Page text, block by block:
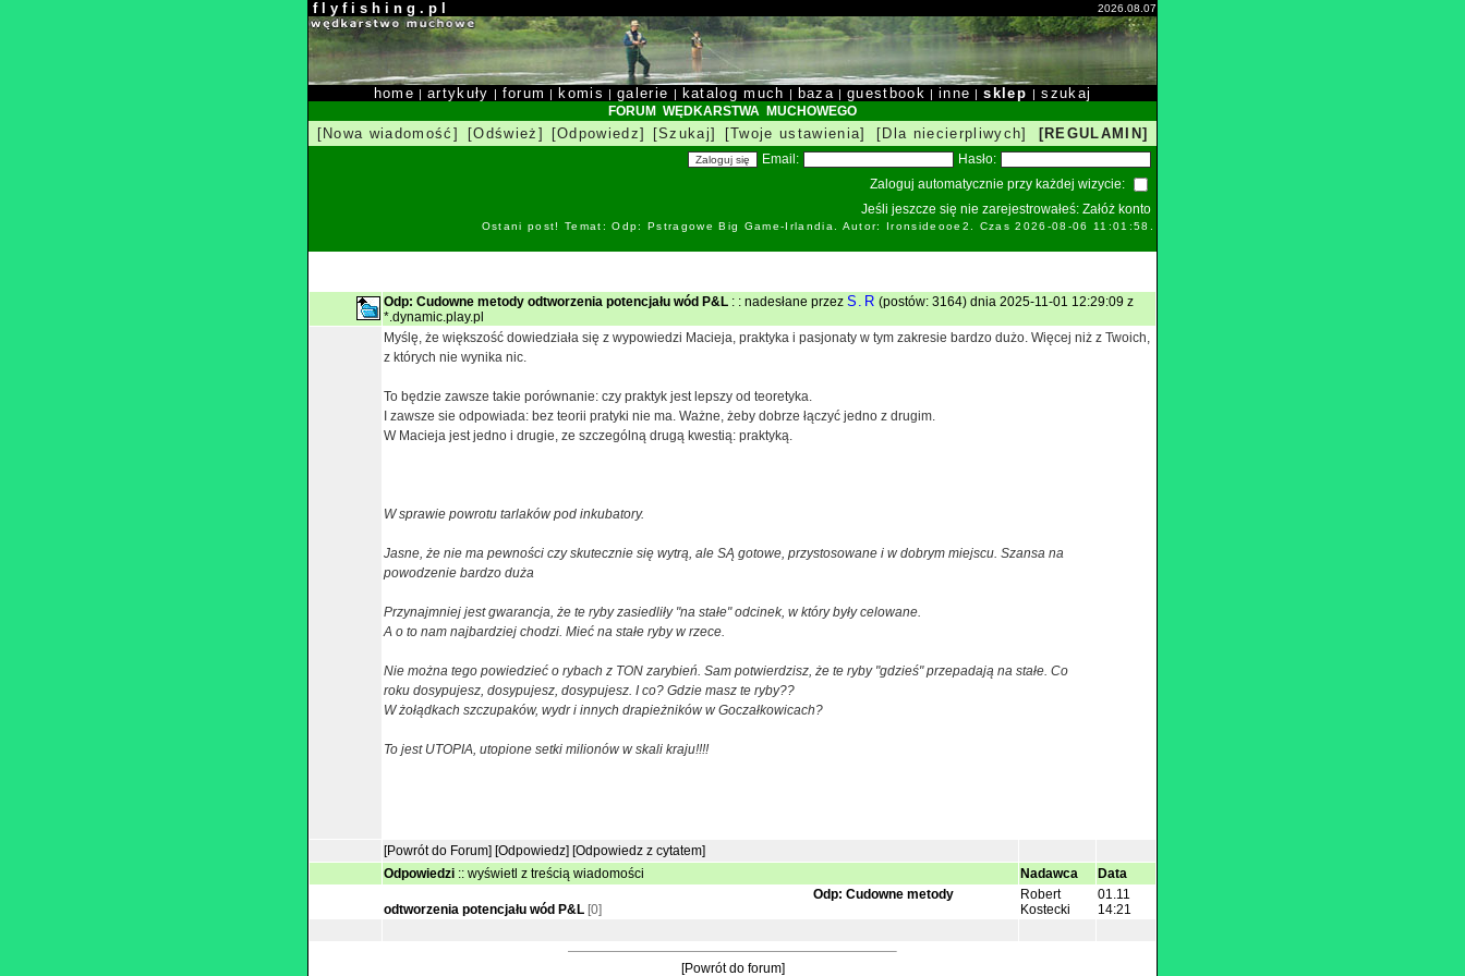
f l y f i s h i n g . p l 2026.08.07
home |artykuły | forum | komis |galerie | katalog much | baza | guestbook | inne |sklep |szukaj
FORUM WĘDKARSTWA MUCHOWEGO
[Nowa wiadomość] [Odśwież] [Odpowiedz] [Szukaj] [Twoje ustawienia] [Dla niecierpliwych] [REGULAMIN]
Email:
Hasło:
Zaloguj automatycznie przy każdej wizycie:
Jeśli jeszcze się nie zarejestrowałeś: Załóż konto
Ostani post! Temat: Odp: Pstragowe Big Game-Irlandia. Autor: Ironsideоoe2. Czas 2026-08-06 11:01:58.
Odp: Cudowne metody odtworzenia potencjału wód P&L : : nadesłane przez S.R (postów: 3164) dnia 2025-11-01 12:29:09 z
*.dynamic.play.pl
Myślę, że większość dowiedziała się z wypowiedzi Macieja, praktyka i pasjonaty w tym zakresie bardzo dużo. Więcej niż z Twoich,
z których nie wynika nic.
To będzie zawsze takie porównanie: czy praktyk jest lepszy od teoretyka.
I zawsze sie odpowiada: bez teorii pratyki nie ma. Ważne, żeby dobrze łączyć jedno z drugim.
W Macieja jest jedno i drugie, ze szczególną drugą kwestią: praktyką.
W sprawie powrotu tarlaków pod inkubatory.
Jasne, że nie ma pewności czy skutecznie się wytrą, ale SĄ gotowe, przystosowane i w dobrym miejscu. Szansa na
powodzenie bardzo duża
Przynajmniej jest gwarancja, że te ryby zasiedliły "na stałe" odcinek, w który były celowane.
A o to nam najbardziej chodzi. Mieć na stałe ryby w rzece.
Nie można tego powiedzieć o rybach z TON zarybień. Sam potwierdzisz, że te ryby "gdzieś" przepadają na stałe. Co
roku dosypujesz, dosypujesz, dosypujesz. I co? Gdzie masz te ryby??
W żołądkach szczupaków, wydr i innych drapieżników w Goczałkowicach?
To jest UTOPIA, utopione setki milionów w skali kraju!!!!
[Powrót do Forum] [Odpowiedz] [Odpowiedz z cytatem]
Odpowiedzi :: wyświetl z treścią wiadomości Nadawca
Data
Odp: Cudowne metody
odtworzenia potencjału wód P&L [0]
Robert
Kostecki
01.11
14:21
[Powrót do forum]